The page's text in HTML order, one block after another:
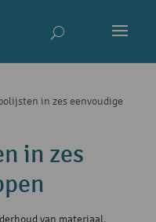
in zes eenvoudige
in zes
van materiaal,